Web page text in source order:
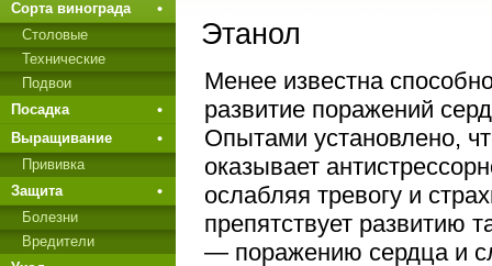
Этанол
Менее известна
развитие поражений
Опытами установлено,
оказывает
ослабляя тревогу и
препятствует развитию
— поражению сердца и
Сорта винограда
Столовые
Технические
Подвои
Посадка
Выращивание
Прививкa
Защита
Болезни
Вредители